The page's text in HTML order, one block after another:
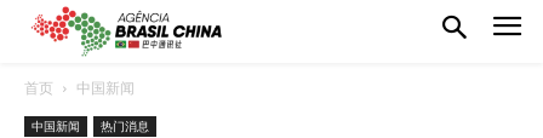
首页 中国新闻
中国新闻 热门消息